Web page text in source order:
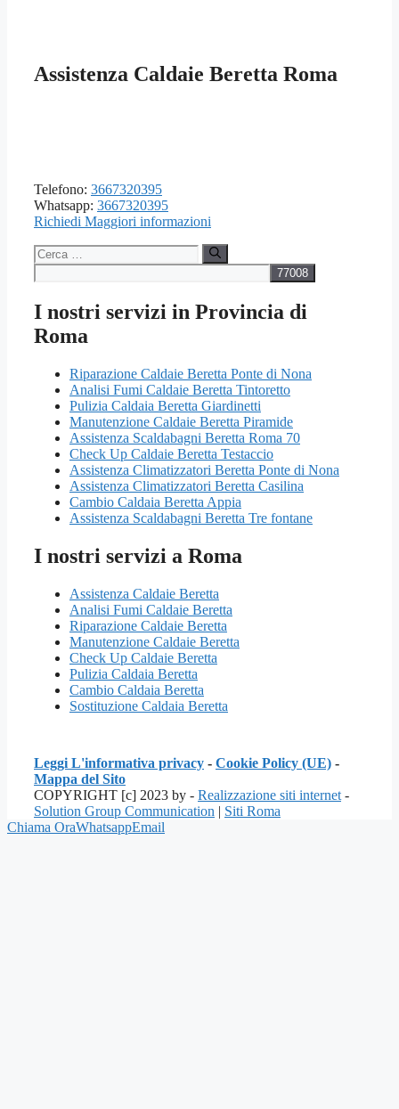
Assistenza Caldaie Beretta Roma
Telefono: 3667320395
Whatsapp: 3667320395
Richiedi Maggiori informazioni
Ricerca
per:
I nostri servizi in Provincia di
Roma
Riparazione Caldaie Beretta Ponte di Nona
Analisi Fumi Caldaie Beretta Tintoretto
Pulizia Caldaia Beretta Giardinetti
Manutenzione Caldaie Beretta Piramide
Assistenza Scaldabagni Beretta Roma 70
Check Up Caldaie Beretta Testaccio
Assistenza Climatizzatori Beretta Ponte di Nona
Assistenza Climatizzatori Beretta Casilina
Cambio Caldaia Beretta Appia
Assistenza Scaldabagni Beretta Tre fontane
I nostri servizi a Roma
Assistenza Caldaie Beretta
Analisi Fumi Caldaie Beretta
Riparazione Caldaie Beretta
Manutenzione Caldaie Beretta
Check Up Caldaie Beretta
Pulizia Caldaia Beretta
Cambio Caldaia Beretta
Sostituzione Caldaia Beretta
Leggi L'informativa privacy - Cookie Policy (UE) -
Mappa del Sito
COPYRIGHT [c] 2023 by - Realizzazione siti internet -
Solution Group Communication | Siti Roma
Chiama OraWhatsappEmail